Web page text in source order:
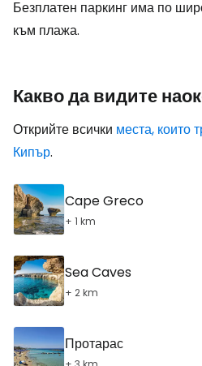
Безплатен паркинг има по
към плажа.
Какво да видите
Открийте всички места, които
Кипър.
Cape Greco
+ 1 km
Sea Caves
+ 2 km
Протарас